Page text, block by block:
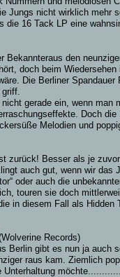
Jungs nicht wirklich mehr
16 Tack LP eine
Bekannteraus den
doch beim
Die Berliner
gerade ein, wenn man
Doch
Melodien und
zurück! Besser als je
auch gut, wenn wir
oder auch die
touren sie doch
in diesem Fall als
Records)
Berlin gibt es nun ja
raus kam. Ziemlich
Unterhaltung